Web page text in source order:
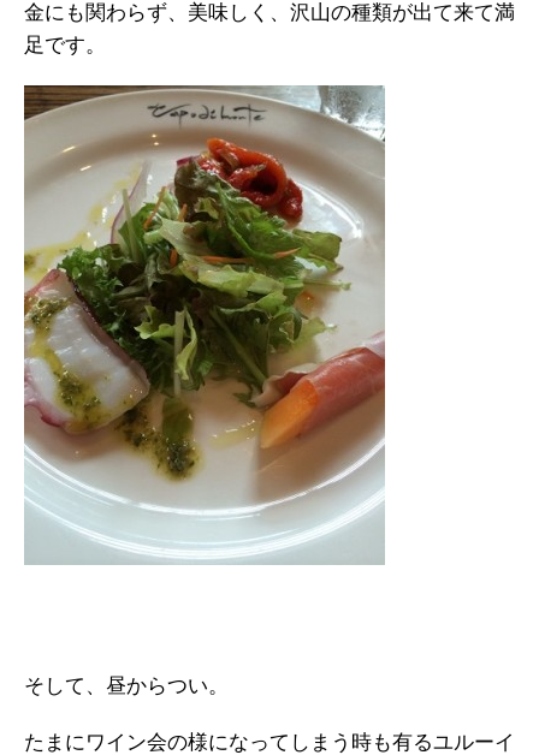
金にも関わらず、美味しく、沢山の種類が出て来て満
足です。
そして、昼からつい。
たまにワイン会の様になってしまう時も有るユルーイ